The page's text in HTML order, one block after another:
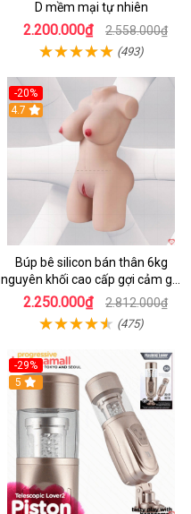
D mềm mại tự nhiên
2.200.000₫ 2.558.000₫
(493)
-20%
4.7
Búp bê silicon bán thân 6kg
nguyên khối cao cấp gợi cảm giá
tốt
2.250.000₫ 2.812.000₫
(475)
-29%
5